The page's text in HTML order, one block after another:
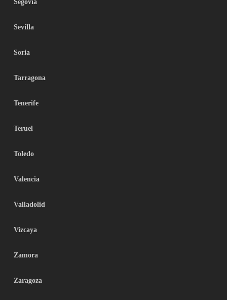
Segovia
Sevilla
Soria
Tarragona
Tenerife
Teruel
Toledo
Valencia
Valladolid
Vizcaya
Zamora
Zaragoza